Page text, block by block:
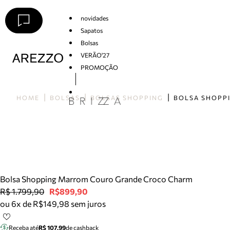
novidades
Sapatos
Bolsas
VERÃO'27
PROMOÇÃO
HOME BOLSAS BOLSAS SHOPPING
Bolsa Shopping Marrom Couro Grande Croco Charm
R$ 1.799,90 R$899,90
ou 6x de R$149,98 sem juros
Receba atéR$ 107,99de cashback